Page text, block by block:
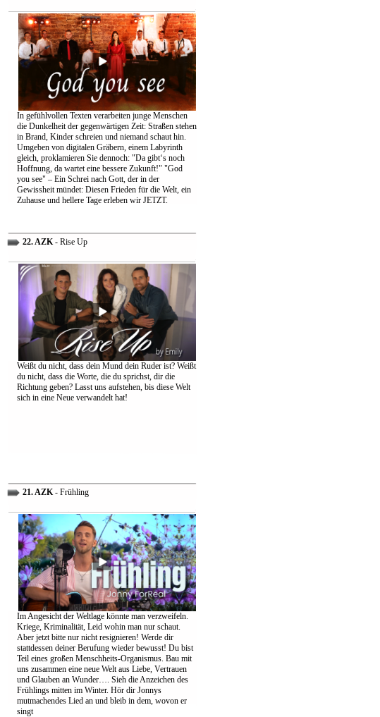
In gefühlvollen Texten verarbeiten junge Menschen
die Dunkelheit der gegenwärtigen Zeit: Straßen stehen
in Brand, Kinder schreien und niemand schaut hin.
Umgeben von digitalen Gräbern, einem Labyrinth
gleich, proklamieren Sie dennoch: "Da gibt‘s noch
Hoffnung, da wartet eine bessere Zukunft!" "God
you see" – Ein Schrei nach Gott, der in der
Gewissheit mündet: Diesen Frieden für die Welt, ein
Zuhause und hellere Tage erleben wir JETZT.
22. AZK- Rise Up
Weißt du nicht, dass dein Mund dein Ruder ist? Weißt
du nicht, dass die Worte, die du sprichst, dir die
Richtung geben? Lasst uns aufstehen, bis diese Welt
sich in eine Neue verwandelt hat!
21. AZK- Frühling
Im Angesicht der Weltlage könnte man verzweifeln.
Kriege, Kriminalität, Leid wohin man nur schaut.
Aber jetzt bitte nur nicht resignieren! Werde dir
stattdessen deiner Berufung wieder bewusst! Du bist
Teil eines großen Menschheits-Organismus. Bau mit
uns zusammen eine neue Welt aus Liebe, Vertrauen
und Glauben an Wunder…. Sieh die Anzeichen des
Frühlings mitten im Winter. Hör dir Jonnys
mutmachendes Lied an und bleib in dem, wovon er
singt